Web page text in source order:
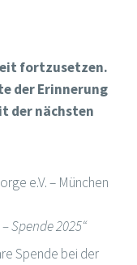
fortzusetzen.
der Erinnerung
der nächsten
e.V. – München
Spende 2025“
Spende bei der